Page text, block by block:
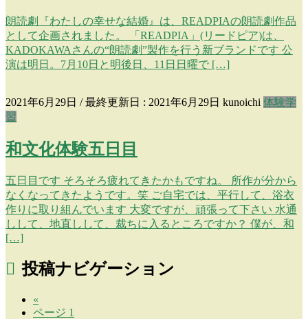
朗読劇『わたしの幸せな結婚』は、READPIAの朗読劇作品
として企画されました。 「READPIA」(リードピア)は、
KADOKAWAさんの“朗読劇”製作を行う新ブランドです 公
演は明日。7月10日と明後日、11日日曜で […]
2021年6月29日 / 最終更新日 : 2021年6月29日 kunoichi 体験学
習
和文化体験五日目
五日目です そろそろ疲れてきたかもですね。 所作が分から
なくなってきたようです。笑 ご自宅では、平行して、浴衣
作りに取り組んでいます 大変ですが、頑張って下さい 水通
しして、地直しして、裁ちに入るところですか？ 僕が、和
[…]
投稿ナビゲーション
«
ページ 1